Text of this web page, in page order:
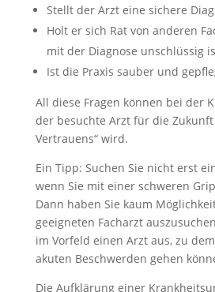
Stellt der Arzt eine sichere
Holt er sich Rat von anderen
mit der Diagnose unschlüssig
Ist die Praxis sauber und
All diese Fragen können bei der
der besuchte Arzt für die
Vertrauens“ wird.
Ein Tipp: Suchen Sie nicht erst
wenn Sie mit einer schweren
Dann haben Sie kaum
geeigneten Facharzt
im Vorfeld einen Arzt aus, zu
akuten Beschwerden gehen
Die Aufklärung einer